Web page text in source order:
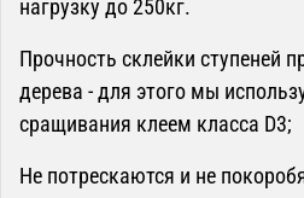
нагрузку до 250кг.
Прочность склейки ступеней
дерева - для этого мы
сращивания клеем класса D3;
Не потрескаются и не